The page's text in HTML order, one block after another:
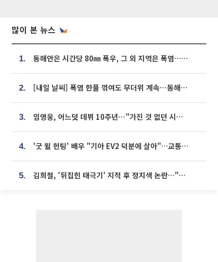
많이 본 뉴스
1. 동해안은 시간당 80㎜ 폭우, 그 외 지역은 폭염…‘극과 극 날씨’
2. [내일 날씨] 폭염 한풀 꺾여도 무더위 계속⋯동해안 이틀 연속 비
3. 임영웅, 어느덧 데뷔 10주년⋯"가진 것 없던 시절, 내 앞엔 20명의 팬뿐"
4. '굿 윌 헌팅' 배우 "기아 EV2 덕분에 살아"…교통사고 후 안전성 극찬
5. 김희철, '뒤집힌 태극기' 지적 후 정치색 논란…"좌우 떠나 우리나라 국기"